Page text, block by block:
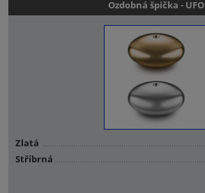
Ozdobná špička - UFO
Zlatá
Stříbrná